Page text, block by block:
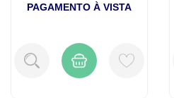
PAGAMENTO À VISTA